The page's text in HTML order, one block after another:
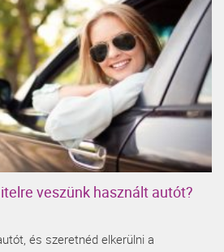
veszünk használt autót?
és szeretnéd elkerülni a